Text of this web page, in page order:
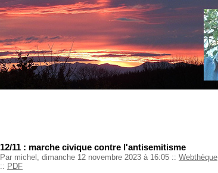
12/11 : marche civique contre l'antisemitisme
Par michel, dimanche 12 novembre 2023 à 16:05 :: Webthèque
:: PDF